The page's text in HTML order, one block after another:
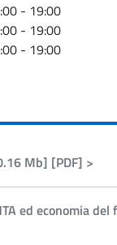
- 19:00
- 19:00
- 19:00
Mb] [PDF] >
ed economia